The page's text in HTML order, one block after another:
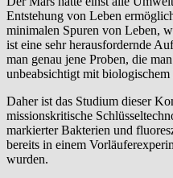
Entstehung von Leben
minimalen Spuren von Leben,
ist eine sehr herausfordernde
man genau jene Proben, die
unbeabsichtigt mit
Daher ist das Studium dieser
missionskritische
markierter Bakterien und
bereits in einem
wurden.